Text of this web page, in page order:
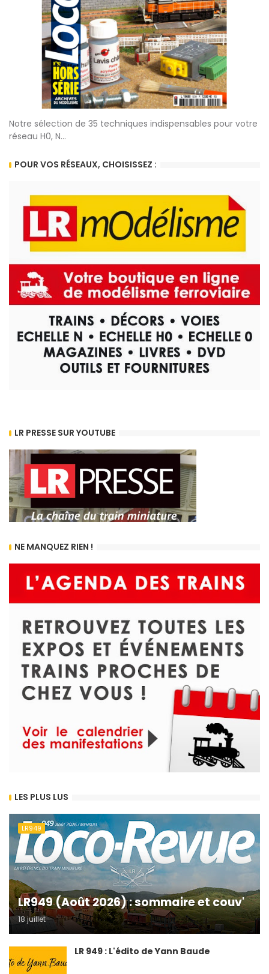
Notre sélection de 35 techniques indispensables pour votre
réseau H0, N...
POUR VOS RÉSEAUX, CHOISISSEZ :
LR PRESSE SUR YOUTUBE
NE MANQUEZ RIEN !
LES PLUS LUS
LR949
LR949 (Août 2026) : sommaire et couv'
18 juillet
LR 949 : L'édito de Yann Baude